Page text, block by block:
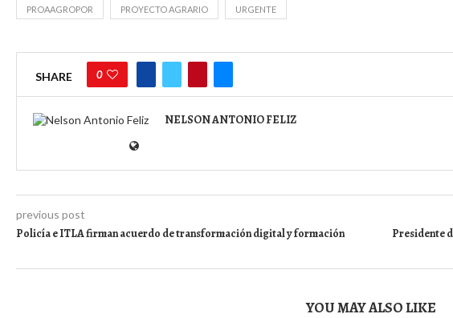
PROAAGROPOR PROYECTO AGRARIO URGENTE
SHARE 0
NELSON ANTONIO FELIZ
previous post
Policía e ITLA firman acuerdo de transformación digital y formación
Presidente
YOU MAY ALSO LIKE